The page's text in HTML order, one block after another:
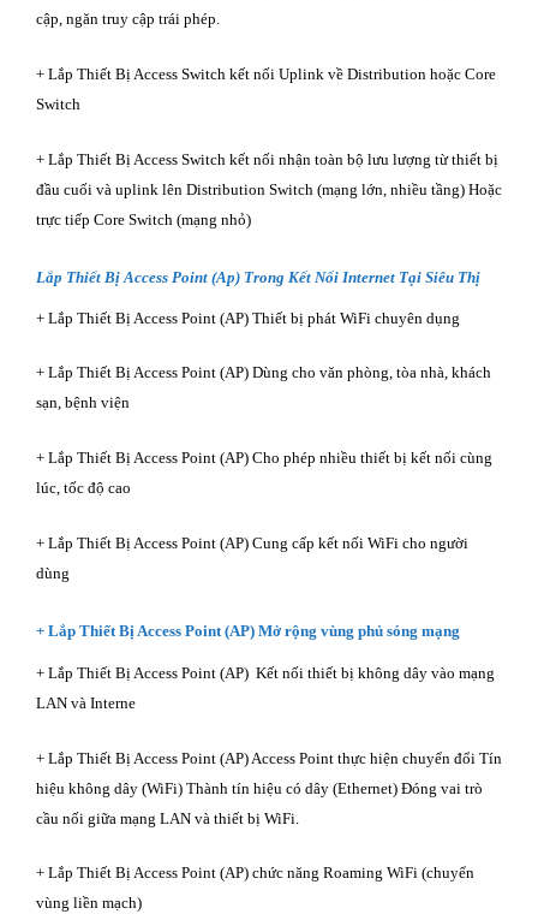
cập, ngăn truy cập trái phép.
+ Lắp Thiết Bị Access Switch kết nối Uplink về Distribution hoặc Core
Switch
+ Lắp Thiết Bị Access Switch kết nối nhận toàn bộ lưu lượng từ thiết bị
đầu cuối và uplink lên Distribution Switch (mạng lớn, nhiều tầng) Hoặc
trực tiếp Core Switch (mạng nhỏ)
Lắp Thiết Bị Access Point (Ap) Trong Kết Nối Internet Tại Siêu Thị
+ Lắp Thiết Bị Access Point (AP) Thiết bị phát WiFi chuyên dụng
+ Lắp Thiết Bị Access Point (AP) Dùng cho văn phòng, tòa nhà, khách
sạn, bệnh viện
+ Lắp Thiết Bị Access Point (AP) Cho phép nhiều thiết bị kết nối cùng
lúc, tốc độ cao
+ Lắp Thiết Bị Access Point (AP) Cung cấp kết nối WiFi cho người
dùng
+ Lắp Thiết Bị Access Point (AP) Mở rộng vùng phủ sóng mạng
+ Lắp Thiết Bị Access Point (AP) Kết nối thiết bị không dây vào mạng
LAN và Interne
+ Lắp Thiết Bị Access Point (AP) Access Point thực hiện chuyển đổi Tín
hiệu không dây (WiFi) Thành tín hiệu có dây (Ethernet) Đóng vai trò
cầu nối giữa mạng LAN và thiết bị WiFi.
+ Lắp Thiết Bị Access Point (AP) chức năng Roaming WiFi (chuyển
vùng liền mạch)